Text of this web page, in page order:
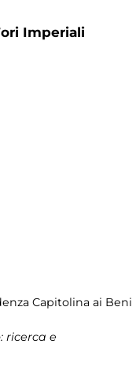
Imperiali
Capitolina ai Beni
ricerca e